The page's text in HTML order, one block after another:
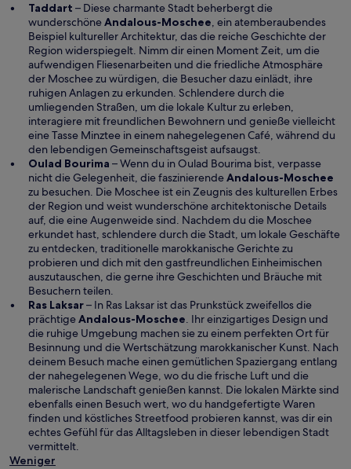
r
g
e
ö
f
f
n
e
t
Taddart – Diese charmante Stadt beherbergt die
wunderschöneAndalous-Moschee, ein atemberaubendes
Beispiel kultureller Architektur, das die reiche Geschichte der
Region widerspiegelt. Nimm dir einen Moment Zeit, um die
aufwendigen Fliesenarbeiten und die friedliche Atmosphäre
der Moschee zu würdigen, die Besucher dazu einlädt, ihre
ruhigen Anlagen zu erkunden. Schlendere durch die
umliegenden Straßen, um die lokale Kultur zu erleben,
interagiere mit freundlichen Bewohnern und genieße vielleicht
eine Tasse Minztee in einem nahegelegenen Café, während du
den lebendigen Gemeinschaftsgeist aufsaugst.
Oulad Bourima – Wenn du in Oulad Bourima bist, verpasse
nicht die Gelegenheit, die faszinierendeAndalous-Moschee
zu besuchen. Die Moschee ist ein Zeugnis des kulturellen Erbes
der Region und weist wunderschöne architektonische Details
auf, die eine Augenweide sind. Nachdem du die Moschee
erkundet hast, schlendere durch die Stadt, um lokale Geschäfte
zu entdecken, traditionelle marokkanische Gerichte zu
probieren und dich mit den gastfreundlichen Einheimischen
auszutauschen, die gerne ihre Geschichten und Bräuche mit
Besuchern teilen.
Ras Laksar– In Ras Laksar ist das Prunkstück zweifellos die
prächtigeAndalous-Moschee. Ihr einzigartiges Design und
die ruhige Umgebung machen sie zu einem perfekten Ort für
Besinnung und die Wertschätzung marokkanischer Kunst. Nach
deinem Besuch mache einen gemütlichen Spaziergang entlang
der nahegelegenen Wege, wo du die frische Luft und die
malerische Landschaft genießen kannst. Die lokalen Märkte sind
ebenfalls einen Besuch wert, wo du handgefertigte Waren
finden und köstliches Streetfood probieren kannst, was dir ein
echtes Gefühl für das Alltagsleben in dieser lebendigen Stadt
vermittelt.
Weniger